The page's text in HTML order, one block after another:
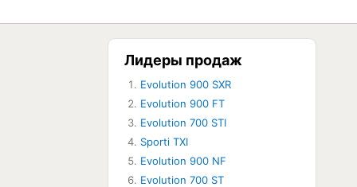
Лидеры продаж
Evolution 900 SXR
Evolution 900 FT
Evolution 700 STI
Sporti TXI
Evolution 900 NF
Evolution 700 ST